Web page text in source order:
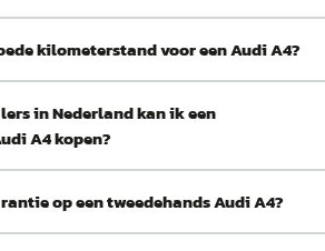
kilometerstand voor een Audi A4?
in Nederland kan ik een
A4 kopen?
op een tweedehands Audi A4?